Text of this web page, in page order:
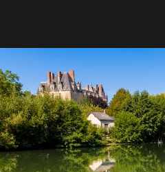
A voir, à faire
Anjou Loir et Sarthe
Agenda
Anjou Loir et Sarthe